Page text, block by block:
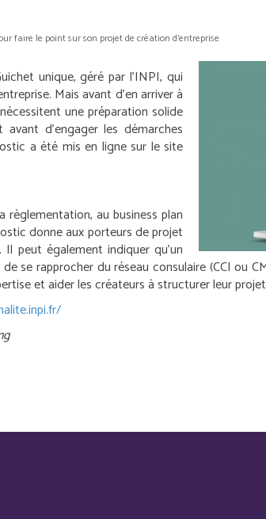
faire le point sur son projet de création d’entreprise
unique, géré par l’INPI, qui
Mais avant d’en arriver à
une préparation solide
d’engager les démarches
a été mis en ligne sur le site
au business plan
donne aux porteurs de projet
peut également indiquer qu’un
se rapprocher du réseau consulaire (CCI ou
et aider les créateurs à structurer leur